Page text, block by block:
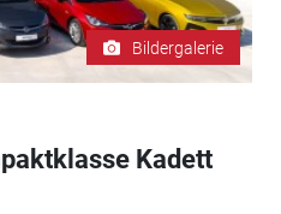
Bildergalerie
Kadett